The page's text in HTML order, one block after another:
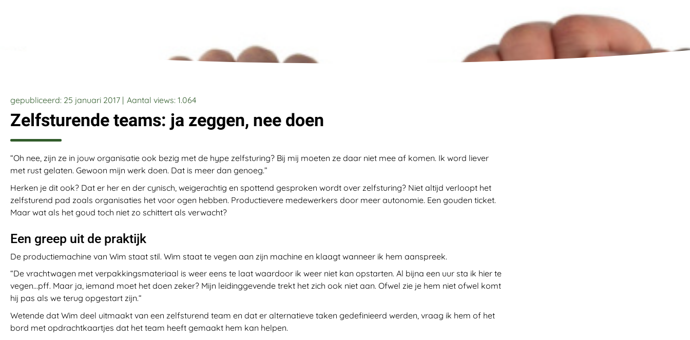
gepubliceerd: 25 januari 2017 | Aantal views: 1.064
Zelfsturende teams: ja zeggen, nee doen
“Oh nee, zijn ze in jouw organisatie ook bezig met de hype zelfsturing? Bij mij moeten ze daar niet mee af komen. Ik word liever
met rust gelaten. Gewoon mijn werk doen. Dat is meer dan genoeg.”
Herken je dit ook? Dat er her en der cynisch, weigerachtig en spottend gesproken wordt over zelfsturing? Niet altijd verloopt het
zelfsturend pad zoals organisaties het voor ogen hebben. Productievere medewerkers door meer autonomie. Een gouden ticket.
Maar wat als het goud toch niet zo schittert als verwacht?
Een greep uit de praktijk
De productiemachine van Wim staat stil. Wim staat te vegen aan zijn machine en klaagt wanneer ik hem aanspreek.
“De vrachtwagen met verpakkingsmateriaal is weer eens te laat waardoor ik weer niet kan opstarten. Al bijna een uur sta ik hier te
vegen…pff. Maar ja, iemand moet het doen zeker? Mijn leidinggevende trekt het zich ook niet aan. Ofwel zie je hem niet ofwel komt
hij pas als we terug opgestart zijn.“
Wetende dat Wim deel uitmaakt van een zelfsturend team en dat er alternatieve taken gedefinieerd werden, vraag ik hem of het
bord met opdrachtkaartjes dat het team heeft gemaakt hem kan helpen.